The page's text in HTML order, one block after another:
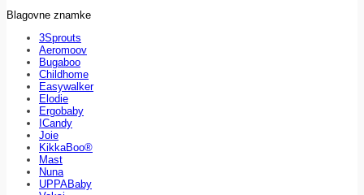
Blagovne znamke
3Sprouts
Aeromoov
Bugaboo
Childhome
Easywalker
Elodie
Ergobaby
ICandy
Joie
KikkaBoo®
Mast
Nuna
UPPABaby